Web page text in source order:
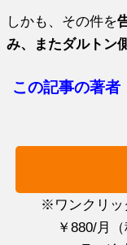
しかも、その件を
み、またダルトン
この記事の著者
※ワンクリッ
￥880/月